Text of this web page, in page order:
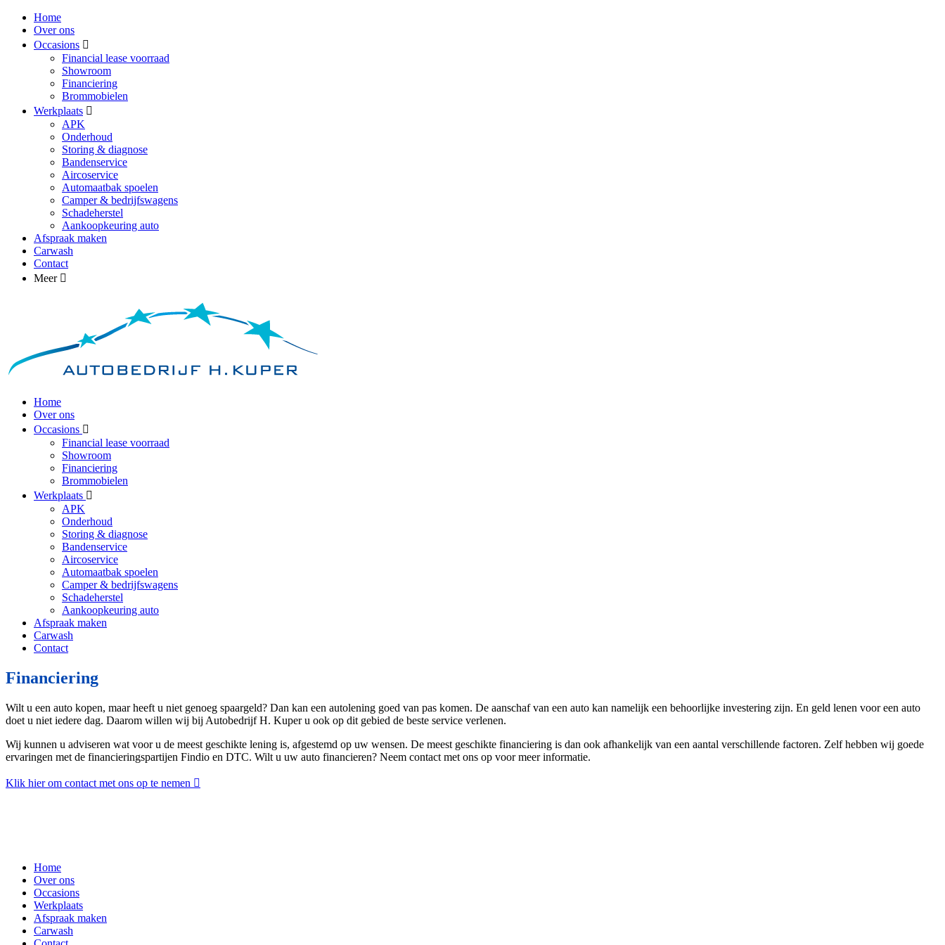
Home
Over ons
Occasions
Financial lease voorraad
Showroom
Financiering
Brommobielen
Werkplaats
APK
Onderhoud
Storing & diagnose
Bandenservice
Aircoservice
Automaatbak spoelen
Camper & bedrijfswagens
Schadeherstel
Aankoopkeuring auto
Afspraak maken
Carwash
Contact
Meer
Home
Over ons
Occasions
Financial lease voorraad
Showroom
Financiering
Brommobielen
Werkplaats
APK
Onderhoud
Storing & diagnose
Bandenservice
Aircoservice
Automaatbak spoelen
Camper & bedrijfswagens
Schadeherstel
Aankoopkeuring auto
Afspraak maken
Carwash
Contact
Financiering
Wilt u een auto kopen, maar heeft u niet genoeg spaargeld? Dan kan een autolening goed van pas komen. De aanschaf van een auto kan namelijk een behoorlijke investering zijn. En geld lenen voor een auto
doet u niet iedere dag. Daarom willen wij bij Autobedrijf H. Kuper u ook op dit gebied de beste service verlenen.
Wij kunnen u adviseren wat voor u de meest geschikte lening is, afgestemd op uw wensen. De meest geschikte financiering is dan ook afhankelijk van een aantal verschillende factoren. Zelf hebben wij goede
ervaringen met de financieringspartijen Findio en DTC. Wilt u uw auto financieren? Neem contact met ons op voor meer informatie.
Klik hier om contact met ons op te nemen
Home
Over ons
Occasions
Werkplaats
Afspraak maken
Carwash